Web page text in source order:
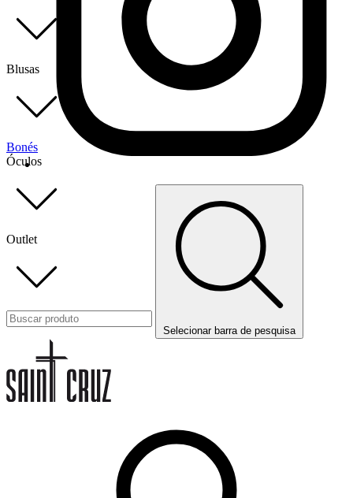
Blusas
Bonés
Óculos
Outlet
Selecionar barra de pesquisa